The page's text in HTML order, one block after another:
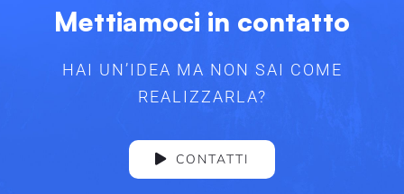
Mettiamoci in contatto
HAI UN’IDEA MA NON SAI COME
REALIZZARLA?
CONTATTI